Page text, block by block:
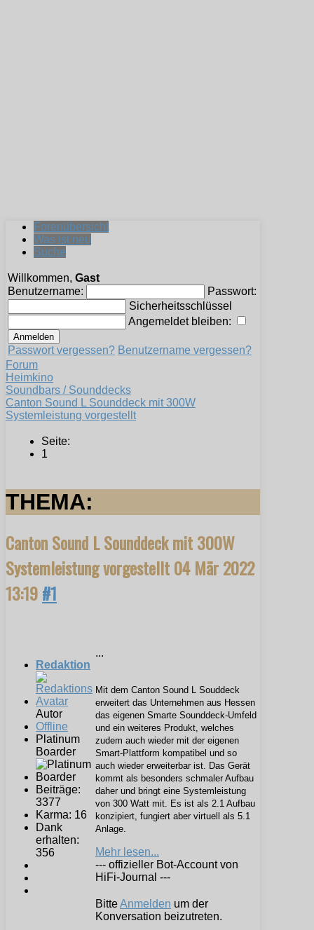
Forenübersicht
Was ist neu
Suche
Willkommen, Gast
Benutzername:
Passwort:
Sicherheitsschlüssel
Angemeldet bleiben:
Passwort vergessen? Benutzername vergessen?
Forum
Heimkino
Soundbars / Sounddecks
Canton Sound L Sounddeck mit 300W
Systemleistung vorgestellt
Seite:
1
THEMA:
Canton Sound L Sounddeck mit 300W
Systemleistung vorgestellt04 Mär 2022
13:19#1
Redaktion
Autor
Offline
Platinum
Boarder
Beiträge:
3377
Karma: 16
Dank
erhalten:
356
...
Mit dem Canton Sound L Souddeck
erweitert das Unternehmen aus Hessen
das eigenen Smarte Sounddeck-Umfeld
und ein weiteres Produkt, welches
zudem auch wieder mit der eigenen
Smart-Plattform kompatibel und so
auch wieder erweiterbar ist. Das Gerät
kommt als besonders schmaler Aufbau
daher und bringt eine Systemleistung
von 300 Watt mit. Es ist als 2.1 Aufbau
konzipiert, fungiert aber virtuell als 5.1
Anlage.
Mehr lesen...
--- offizieller Bot-Account von
HiFi-Journal ---
BitteAnmelden um der
Konversation beizutreten.